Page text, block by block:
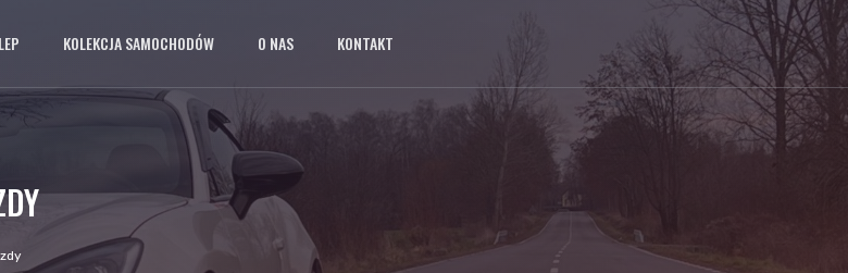
KOLEKCJA SAMOCHODÓW O NAS KONTAKT